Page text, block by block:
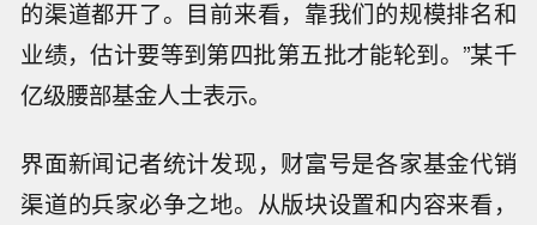
的渠道都开了。目前来看，靠我们的规模排名和
业绩，估计要等到第四批第五批才能轮到。”某千
亿级腰部基金人士表示。
界面新闻记者统计发现，财富号是各家基金代销
渠道的兵家必争之地。从版块设置和内容来看，